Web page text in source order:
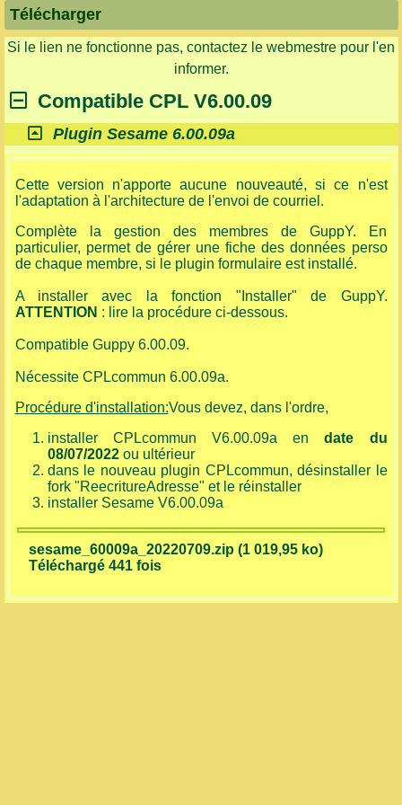
Télécharger
Si le lien ne fonctionne pas, contactez le webmestre pour l'en
informer.
Compatible CPL V6.00.09
Plugin Sesame 6.00.09a
Cette version n'apporte aucune nouveauté, si ce n'est
l'adaptation à l'architecture de l'envoi de courriel.
Complète la gestion des membres de GuppY. En
particulier, permet de gérer une fiche des données perso
de chaque membre, si le plugin formulaire est installé.
A installer avec la fonction "Installer" de GuppY.
ATTENTION : lire la procédure ci-dessous.
Compatible Guppy 6.00.09.
Nécessite CPLcommun 6.00.09a.
Procédure d'installation:Vous devez, dans l'ordre,
installer CPLcommun V6.00.09a endate du
08/07/2022ou ultérieur
dans le nouveau plugin CPLcommun, désinstaller le
fork "ReecritureAdresse" et le réinstaller
installer Sesame V6.00.09a
sesame_60009a_20220709.zip (1 019,95 ko)
Téléchargé 441 fois